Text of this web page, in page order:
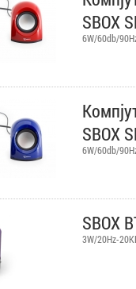
SBOX
6W/60db/
SBOX
6W/60db/
SBOX
3W/20Hz-